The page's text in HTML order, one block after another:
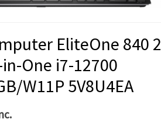
EliteOne 840
One i7-12700
W11P 5V8U4EA